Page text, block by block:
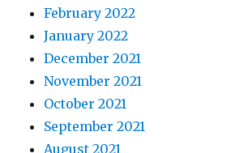
February 2022
January 2022
December 2021
November 2021
October 2021
September 2021
August 2021